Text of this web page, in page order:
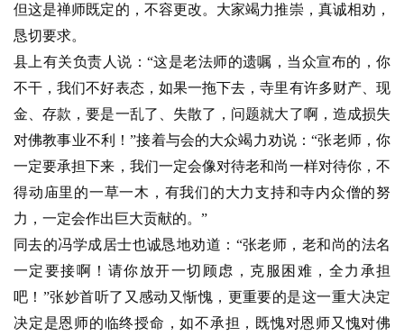
纪
录
佛
教
艺
术
政
策
法
规
免
但这是禅师既定的，不容更改。大家竭力推崇，真诚相劝，
恳切要求。
县上有关负责人说：“这是老法师的遗嘱，当众宣布的，你
不干，我们不好表态，如果一拖下去，寺里有许多财产、现
金、存款，要是一乱了、失散了，问题就大了啊，造成损失
对佛教事业不利！”接着与会的大众竭力劝说：“张老师，你
一定要承担下来，我们一定会像对待老和尚一样对待你，不
得动庙里的一草一木，有我们的大力支持和寺内众僧的努
力，一定会作出巨大贡献的。”
同去的冯学成居士也诚恳地劝道：“张老师，老和尚的法名
一定要接啊！请你放开一切顾虑，克服困难，全力承担
吧！”张妙首听了又感动又惭愧，更重要的是这一重大决定
决定是恩师的临终授命，如不承担，既愧对恩师又愧对佛